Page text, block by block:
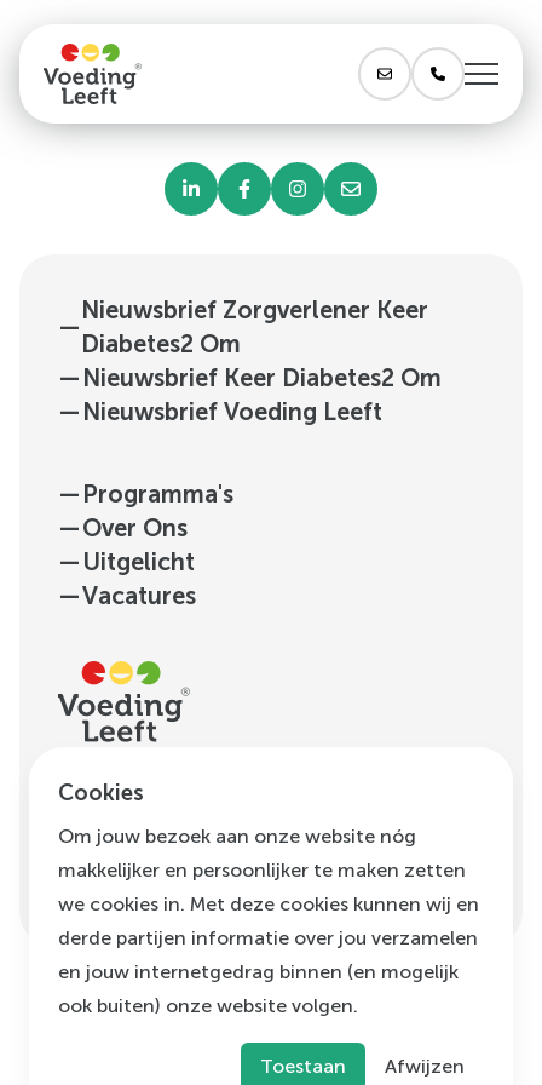
—
Nieuwsbrief Zorgverlener Keer
Diabetes2 Om
— Nieuwsbrief Keer Diabetes2 Om
— Nieuwsbrief Voeding Leeft
— Programma's
—Over Ons
— Uitgelicht
—Vacatures
H.J.E. Wenckebachweg
1096 AM Amsterdam
info@voedingleeft.nl
Voeding Leeft,2026
Cookie beleidKlachtenregeling
Cookies
Om jouw bezoek aan onze website nóg
makkelijker en persoonlijker te maken zetten
we cookies in. Met deze cookies kunnen wij en
derde partijen informatie over jou verzamelen
en jouw internetgedrag binnen (en mogelijk
ook buiten) onze website volgen.
Toestaan Afwijzen